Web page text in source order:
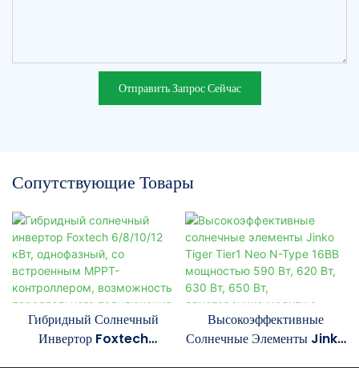
Отправить Запрос Сейчас
Сопутствующие Товары
Гибридный Солнечный
Инвертор Foxtech
Высокоэффективные
Солнечные Элементы Jinko